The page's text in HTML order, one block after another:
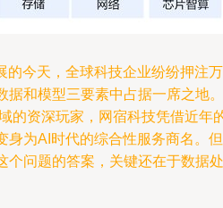
的今天，全球科技企业纷纷押注万
据和模型三要素中占据一席之地。
的资深玩家，网宿科技凭借近年
身为AI时代的综合性服务商名。但
个问题的答案，关键还在于数据处